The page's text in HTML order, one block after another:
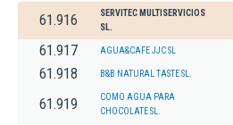
61.916
SERVITEC MULTISERVICIOS
SL.
61.917 AGUA&CAFE JJC SL
61.918 B&B NATURAL TASTE SL.
61.919
COMO AGUA PARA
CHOCOLATE SL.